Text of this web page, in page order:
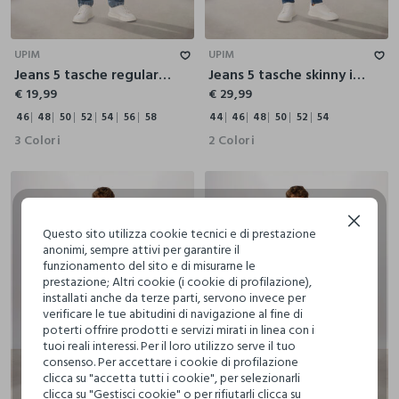
52 54 56
58
UPIM
Jeans 5 tasche regular in denim di cotone uomo
€ 19,99
46 48 50 52 54 56 58
3 Colori
50 52
54
UPIM
Jeans 5 tasche skinny in cotone stretch uomo
€ 29,99
44 46 48 50 52 54
2 Colori
Questo sito utilizza cookie tecnici e di prestazione
anonimi, sempre attivi per garantire il
funzionamento del sito e di misurarne le
prestazione; Altri cookie (i cookie di profilazione),
installati anche da terze parti, servono invece per
verificare le tue abitudini di navigazione al fine di
poterti offrire prodotti e servizi mirati in linea con i
tuoi reali interessi. Per il loro utilizzo serve il tuo
consenso. Per accettare i cookie di profilazione
clicca su "accetta tutti i cookie", per selezionarli
clicca su "Gestisci cookie" o per rifiutarli clicca su
Continua senza accettare